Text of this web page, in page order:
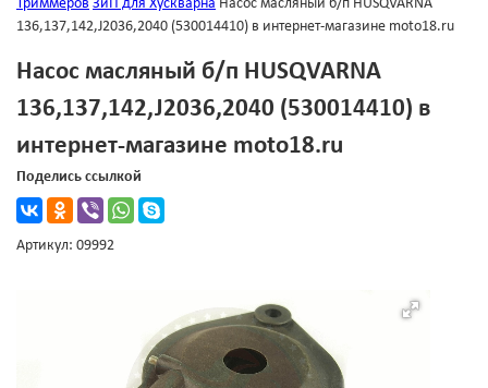
Триммеров ЗиП для Хускварна Насос масляный б/п HUSQVARNA
136,137,142,J2036,2040 (530014410) в интернет-магазине moto18.ru
Насос масляный б/п HUSQVARNA
136,137,142,J2036,2040 (530014410) в
интернет-магазине moto18.ru
Поделись ссылкой
Артикул: 09992